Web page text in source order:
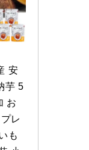
安
芋 5
お
レ
も